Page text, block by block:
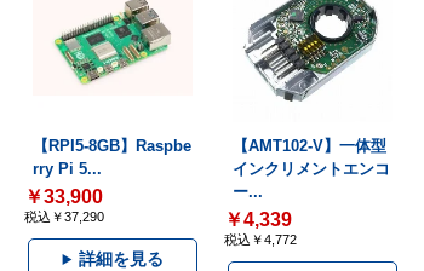
【RPI5-8GB】Raspbe
rry Pi 5...
￥33,900
税込￥37,290
詳細を見る
【AMT102-V】一体型
インクリメントエンコ
ー...
￥4,339
税込￥4,772